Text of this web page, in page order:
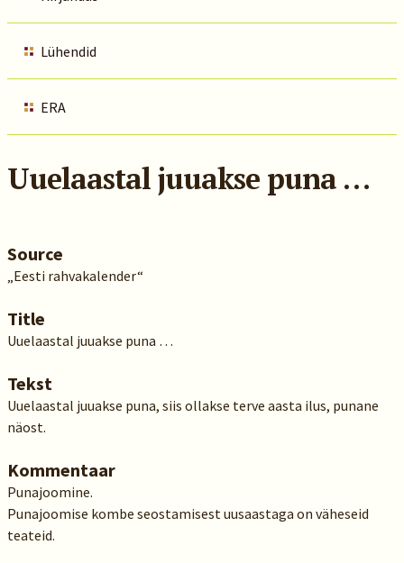
Lühendid
ERA
Uuelaastal juuakse puna …
Source
„Eesti rahvakalender“
Title
Uuelaastal juuakse puna …
Tekst
Uuelaastal juuakse puna, siis ollakse terve aasta ilus, punane
näost.
Kommentaar
Punajoomine.
Punajoomise kombe seostamisest uusaastaga on väheseid
teateid.